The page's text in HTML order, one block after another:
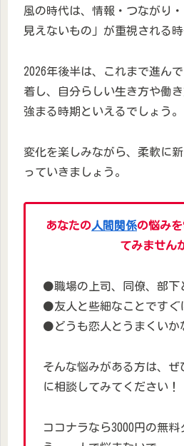
風の時代は、情報・つながり
見えないもの」が重視される時
2026年後半は、これまで進ん
着し、自分らしい生き方や働
強まる時期といえるでしょう。
変化を楽しみながら、柔軟に
っていきましょう。
あなたの人間関係の悩み
てみません
⚫職場の上司、同僚、部下
⚫友人と些細なことですぐ
⚫どうも恋人とうまくいか
そんな悩みがある方は、ぜ
に相談してみてください！
ココナラなら3000円の無